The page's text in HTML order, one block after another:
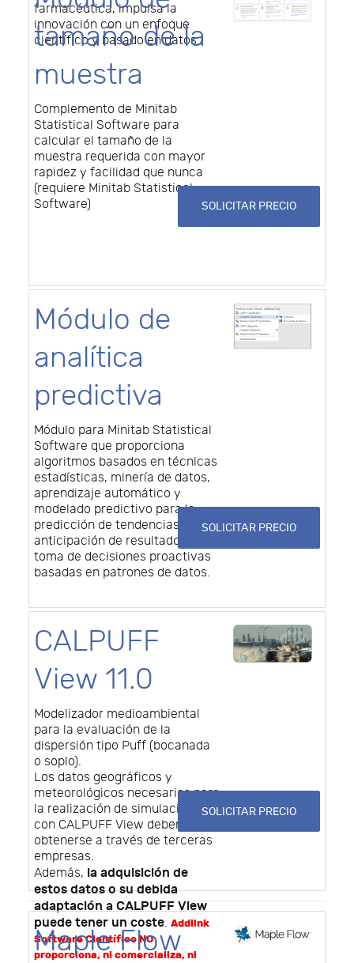
farmacéutica, impulsa la
innovación con un enfoque
científico y basado en datos.
tamaño de la
muestra
Complemento de Minitab
Statistical Software para
calcular el tamaño de la
muestra requerida con mayor
rapidez y facilidad que nunca
(requiere Minitab Statistical
Software)
SOLICITAR PRECIO
Módulo de
analítica
predictiva
Módulo para Minitab Statistical
Software que proporciona
algoritmos basados en técnicas
estadísticas, minería de datos,
aprendizaje automático y
modelado predictivo para la
predicción de tendencias,
anticipación de resultados y
toma de decisiones proactivas
basadas en patrones de datos.
SOLICITAR PRECIO
CALPUFF
View 11.0
Modelizador medioambiental
para la evaluación de la
dispersión tipo Puff (bocanada
o soplo).
Los datos geográficos y
meteorológicos necesarios para
la realización de simulaciones
con CALPUFF View deben
obtenerse a través de terceras
empresas.
Además, la adquisición de
estos datos o su debida
adaptación a CALPUFF View
puede tener un coste. Addlink
Software Científico NO
proporciona, ni comercializa, ni
SOLICITAR PRECIO
Maple Flow